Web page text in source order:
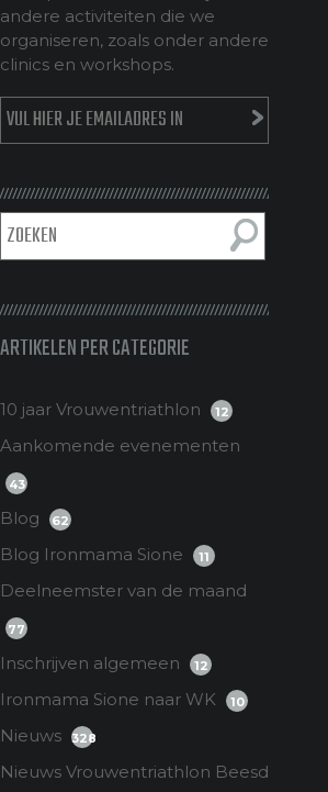
andere activiteiten die we
organiseren, zoals onder andere
clinics en workshops.
ARTIKELEN PER CATEGORIE
10 jaar Vrouwentriathlon 12
Aankomende evenementen
43
Blog 62
Blog Ironmama Sione 11
Deelneemster van de maand
77
Inschrijven algemeen 12
Ironmama Sione naar WK 10
Nieuws 328
Nieuws Vrouwentriathlon Beesd